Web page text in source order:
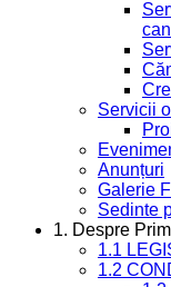
Servicii
Anunțuri
Galerie
Sedinte
1. Despre
1.1
1.2